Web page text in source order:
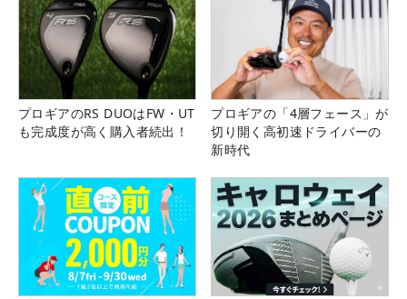
プロギアのRS DUOはFW・UT
も完成度が高く購入者続出！
プロギアの「4層フェース」が
切り開く高初速ドライバーの
新時代